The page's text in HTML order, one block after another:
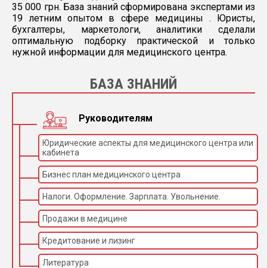
35 000 грн. База знаний сформирована экспертами из
19 летним опытом в сфере медицины . Юристы,
бухгалтеры, маркетологи, аналитики сделали
оптимальную подборку практической и только
нужной информации для медицинского центра.
БАЗА ЗНАНИЙ
Руководителям
Юридические аспекты для медицинского центра или
кабинета
Бизнес план медицинского центра
Налоги. Оформление. Зарплата. Увольнение.
Продажи в медицине
Кредитование и лизинг
Литература